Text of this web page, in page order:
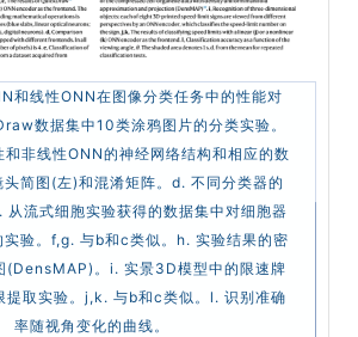
和线性ONN在图像分类任务中的性能对
数据集中10类涂鸦图片的分类实验。
非线性ONN的神经网络结构和相应的数
简图(左)和混淆矩阵。d. 不同分类器的
从流式细胞实验获得的数据集中对细胞器
实验。f,g. 与b和c类似。h. 实验结果的密
(DensMAP)。i. 实景3D模型中的限速牌
提取实验。j,k. 与b和c类似。l. 识别准确
率随视角变化的曲线。